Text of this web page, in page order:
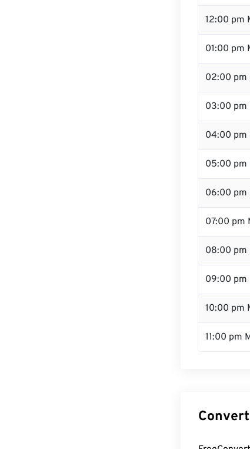
12:00 pm
01:00 pm
02:00 pm
03:00 pm
04:00 pm
05:00 pm
06:00 pm
07:00 pm
08:00 pm
09:00 pm
10:00 pm
11:00 pm